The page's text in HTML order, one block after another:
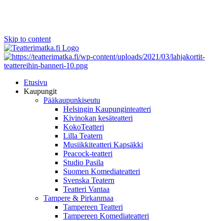
Skip to content
Etusivu
Kaupungit
Pääkaupunkiseutu
Helsingin Kaupunginteatteri
Kivinokan kesäteatteri
KokoTeatteri
Lilla Teatern
Musiikkiteatteri Kapsäkki
Peacock-teatteri
Studio Pasila
Suomen Komediateatteri
Svenska Teatern
Teatteri Vantaa
Tampere & Pirkanmaa
Tampereen Teatteri
Tampereen Komediateatteri